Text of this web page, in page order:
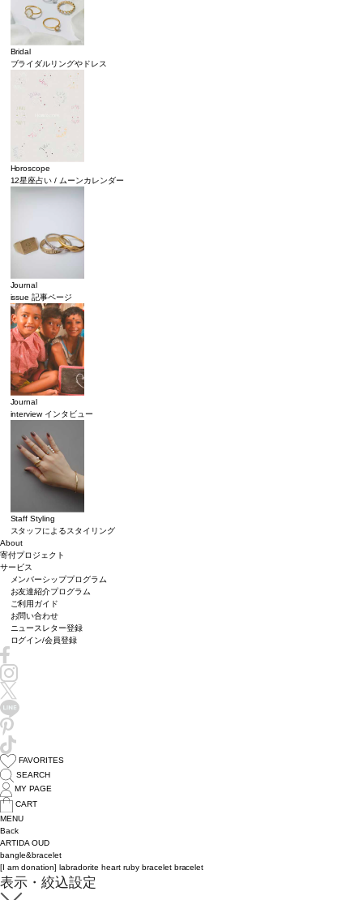
Bridal
ブライダルリングやドレス
Horoscope
12星座占い / ムーンカレンダー
Journal
issue 記事ページ
Journal
interview インタビュー
Staff Styling
スタッフによるスタイリング
About
寄付プロジェクト
サービス
メンバーシッププログラム
お友達紹介プログラム
ご利用ガイド
お問い合わせ
ニュースレター登録
ログイン/会員登録
FAVORITES
SEARCH
MY PAGE
CART
MENU
Back
ARTIDA OUD
bangle&bracelet
[I am donation] labradorite heart ruby bracelet bracelet
表示・絞込設定